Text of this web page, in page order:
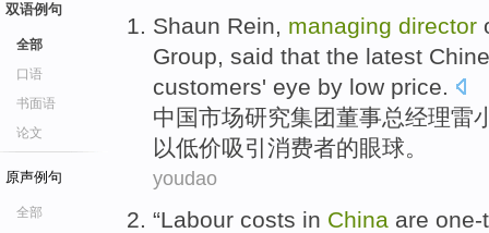
双语例句
全部
口语
书面语
论文
原声例句
全部
Shaun Rein, managing director
Group, said that the latest
customers' eye by low price.
中国市场研究集团董事总经理雷
以低价吸引 消费者的眼球。
youdao
“Labour costs in China are